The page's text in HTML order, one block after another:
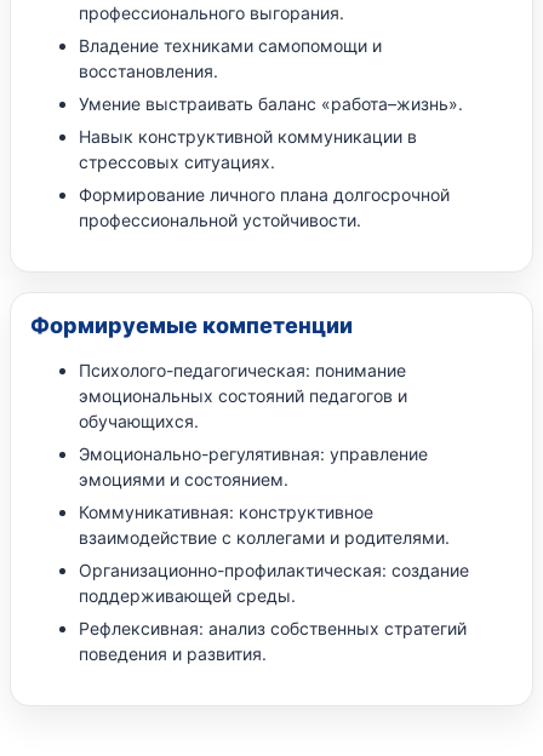
профессионального выгорания.
Владение техниками самопомощи и
восстановления.
Умение выстраивать баланс «работа–жизнь».
Навык конструктивной коммуникации в
стрессовых ситуациях.
Формирование личного плана долгосрочной
профессиональной устойчивости.
Формируемые компетенции
Психолого-педагогическая: понимание
эмоциональных состояний педагогов и
обучающихся.
Эмоционально-регулятивная: управление
эмоциями и состоянием.
Коммуникативная: конструктивное
взаимодействие с коллегами и родителями.
Организационно-профилактическая: создание
поддерживающей среды.
Рефлексивная: анализ собственных стратегий
поведения и развития.